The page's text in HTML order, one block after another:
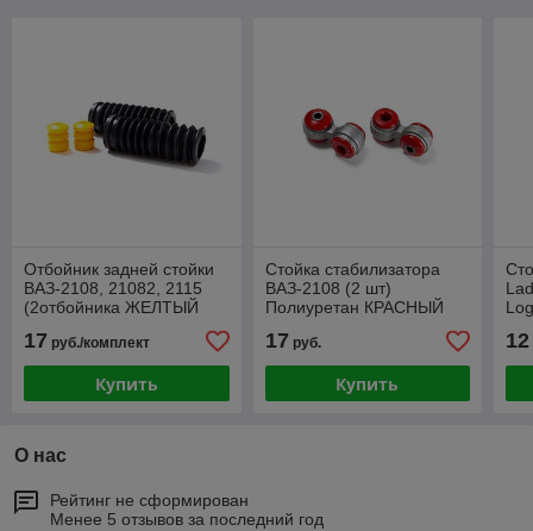
Отбойник задней стойки
ВАЗ-2108, 21082, 2115
(2отбойника ЖЕЛТЫЙ
+2пыльника ЧЕРНЫЙ)
17 руб./комплект
Купить
Стойка стабилизатора
ВАЗ-2108 (2 шт)
Полиуретан КРАСНЫЙ
запатентованная
аллюминевая арматура
17 руб.
Купить
12
О нас
Рейтинг не сформирован
Менее 5 отзывов за последний год